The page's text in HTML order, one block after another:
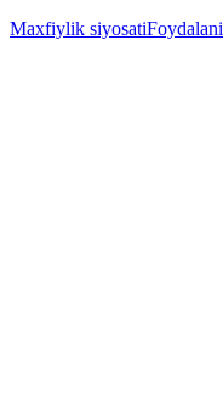
Maxfiylik siyosati